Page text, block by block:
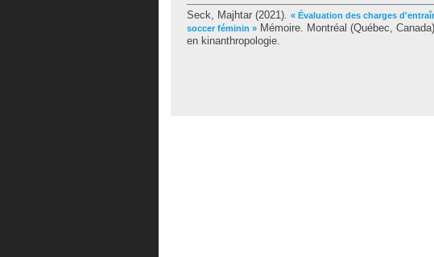
Seck, Majhtar (2021). « Évaluation des charges
soccer féminin » Mémoire. Montréal (Québec,
en kinanthropologie.